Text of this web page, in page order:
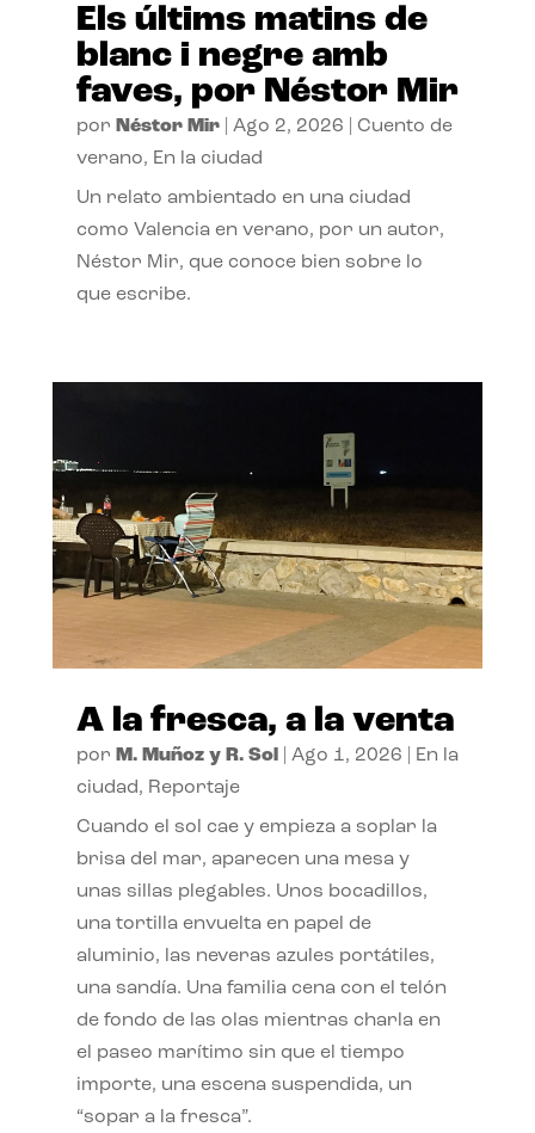
Els últims matins de
blanc i negre amb
faves, por Néstor Mir
por Néstor Mir| Ago 2, 2026
Cuento de
verano, En la ciudad
Un relato ambientado en una ciudad
como Valencia en verano, por un autor,
Néstor Mir, que conoce bien sobre lo
que escribe.
A la fresca, a la venta
por M. Muñoz y R. Sol| Ago 1, 2026
En la
ciudad, Reportaje
Cuando el sol cae y empieza a soplar la
brisa del mar, aparecen una mesa y
unas sillas plegables. Unos bocadillos,
una tortilla envuelta en papel de
aluminio, las neveras azules portátiles,
una sandía. Una familia cena con el telón
de fondo de las olas mientras charla en
el paseo marítimo sin que el tiempo
importe, una escena suspendida, un
“sopar a la fresca”.